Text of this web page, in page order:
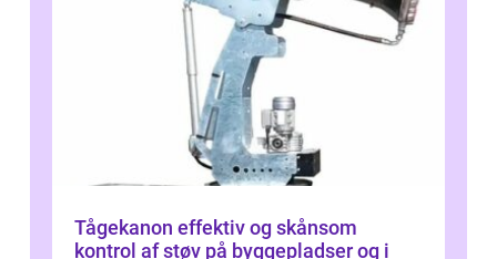
Tågekanon effektiv og skånsom
kontrol af støv på byggepladser og i